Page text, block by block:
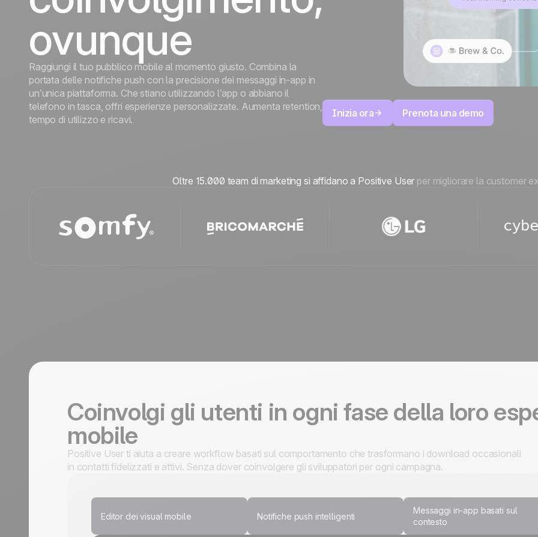
relazione
Scopri di più
Europa e ospitato su
server europei.
ovunque
Raggiungi il tuo pubblico mobile al momento giusto. Combina la
portata delle notifiche push con la precisione dei messaggi in-app in
un’unica piattaforma. Che stiano utilizzando l’app o abbiano il
telefono in tasca, offri esperienze personalizzate. Aumenta retention,
tempo di utilizzo e ricavi.
Inizia ora Prenota una demo
Oltre 15.000 team di marketing si affidano a Positive User per migliorare la customer
Coinvolgi gli utenti in ogni fase della loro
mobile
Positive User ti aiuta a creare workflow basati sul comportamento che trasformano i download occasionali
in contatti fidelizzati e attivi. Senza dover coinvolgere gli sviluppatori per ogni campagna.
Editor dei visual mobile Notifiche push intelligenti
Messaggi in-app basati sul
contesto